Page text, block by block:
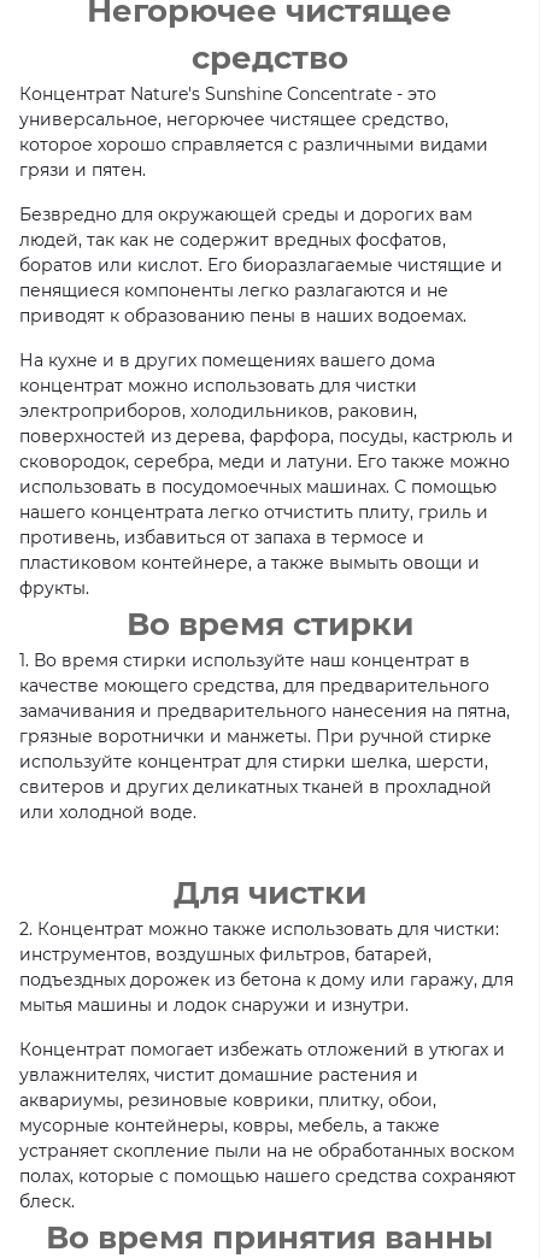
Негорючее чистящее
средство
Концентрат Nature's Sunshine Concentrate - это
универсальное, негорючее чистящее средство,
которое хорошо справляется с различными видами
грязи и пятен.
Безвредно для окружающей среды и дорогих вам
людей, так как не содержит вредных фосфатов,
боратов или кислот. Его биоразлагаемые чистящие и
пенящиеся компоненты легко разлагаются и не
приводят к образованию пены в наших водоемах.
На кухне и в других помещениях вашего дома
концентрат можно использовать для чистки
электроприборов, холодильников, раковин,
поверхностей из дерева, фарфора, посуды, кастрюль и
сковородок, серебра, меди и латуни. Его также можно
использовать в посудомоечных машинах. С помощью
нашего концентрата легко отчистить плиту, гриль и
противень, избавиться от запаха в термосе и
пластиковом контейнере, а также вымыть овощи и
фрукты.
Во время стирки
1. Во время стирки используйте наш концентрат в
качестве моющего средства, для предварительного
замачивания и предварительного нанесения на пятна,
грязные воротнички и манжеты. При ручной стирке
используйте концентрат для стирки шелка, шерсти,
свитеров и других деликатных тканей в прохладной
или холодной воде.
Для чистки
2. Концентрат можно также использовать для чистки:
инструментов, воздушных фильтров, батарей,
подъездных дорожек из бетона к дому или гаражу, для
мытья машины и лодок снаружи и изнутри.
Концентрат помогает избежать отложений в утюгах и
увлажнителях, чистит домашние растения и
аквариумы, резиновые коврики, плитку, обои,
мусорные контейнеры, ковры, мебель, а также
устраняет скопление пыли на не обработанных воском
полах, которые с помощью нашего средства сохраняют
блеск.
Во время принятия ванны